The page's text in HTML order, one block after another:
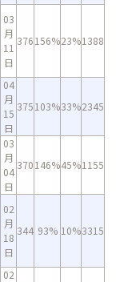
03
月
11
日
376156%23%1388
04
月
15
日
375103%33%2345
03
月
04
日
370146%45%1155
02
月
18
日
344 93% 10%3315
02